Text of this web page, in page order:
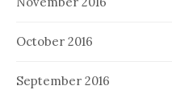
October 2016
September 2016